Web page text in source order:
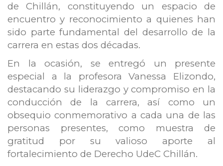
de Chillán, constituyendo un espacio de
encuentro y reconocimiento a quienes han
sido parte fundamental del desarrollo de la
carrera en estas dos décadas.
En la ocasión, se entregó un presente
especial a la profesora Vanessa Elizondo,
destacando su liderazgo y compromiso en la
conducción de la carrera, así como un
obsequio conmemorativo a cada una de las
personas presentes, como muestra de
gratitud por su valioso aporte al
fortalecimiento de Derecho UdeC Chillán.